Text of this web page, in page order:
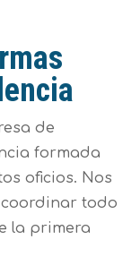
de
formada
oficios. Nos
todo
la primera